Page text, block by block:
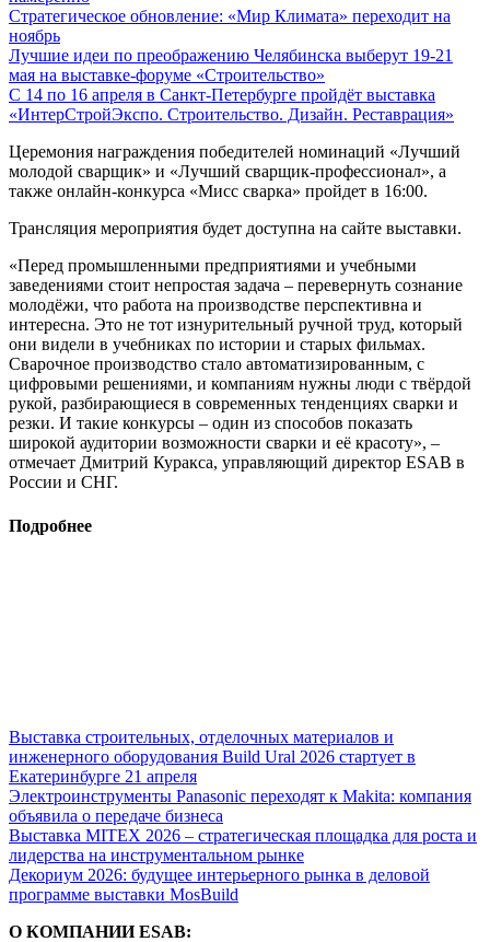
Стратегическое обновление: «Мир Климата» переходит на
ноябрь
Лучшие идеи по преображению Челябинска выберут 19-21
мая на выставке-форуме «Строительство»
С 14 по 16 апреля в Санкт-Петербурге пройдёт выставка
«ИнтерСтройЭкспо. Строительство. Дизайн. Реставрация»
Церемония награждения победителей номинаций «Лучший
молодой сварщик» и «Лучший сварщик-профессионал», а
также онлайн-конкурса «Мисс сварка» пройдет в 16:00.
Трансляция мероприятия будет доступна на сайте выставки.
«Перед промышленными предприятиями и учебными
заведениями стоит непростая задача – перевернуть сознание
молодёжи, что работа на производстве перспективна и
интересна. Это не тот изнурительный ручной труд, который
они видели в учебниках по истории и старых фильмах.
Сварочное производство стало автоматизированным, с
цифровыми решениями, и компаниям нужны люди с твёрдой
рукой, разбирающиеся в современных тенденциях сварки и
резки. И такие конкурсы – один из способов показать
широкой аудитории возможности сварки и её красоту», –
отмечает Дмитрий Куракса, управляющий директор ESAB в
России и СНГ.
Подробнее
Выставка строительных, отделочных материалов и
инженерного оборудования Build Ural 2026 стартует в
Екатеринбурге 21 апреля
Электроинструменты Panasonic переходят к Makita: компания
объявила о передаче бизнеса
Выставка MITEX 2026 – стратегическая площадка для роста и
лидерства на инструментальном рынке
Декориум 2026: будущее интерьерного рынка в деловой
программе выставки MosBuild
О КОМПАНИИ ESAB: